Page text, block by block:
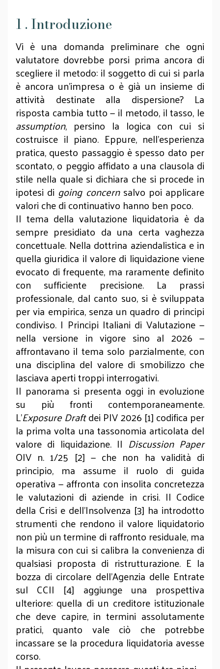
1 . Introduzione
Vi è una domanda preliminare che ogni
valutatore dovrebbe porsi prima ancora di
scegliere il metodo: il soggetto di cui si parla
è ancora un’impresa o è già un insieme di
attività destinate alla dispersione? La
risposta cambia tutto — il metodo, il tasso, le
assumption, persino la logica con cui si
costruisce il piano. Eppure, nell’esperienza
pratica, questo passaggio è spesso dato per
scontato, o peggio affidato a una clausola di
stile nella quale si dichiara che si procede in
ipotesi di going concernsalvo poi applicare
valori che di continuativo hanno ben poco.
Il tema della valutazione liquidatoria è da
sempre presidiato da una certa vaghezza
concettuale. Nella dottrina aziendalistica e in
quella giuridica il valore di liquidazione viene
evocato di frequente, ma raramente definito
con sufficiente precisione. La prassi
professionale, dal canto suo, si è sviluppata
per via empirica, senza un quadro di principi
condiviso. I Principi Italiani di Valutazione —
nella versione in vigore sino al 2026 —
affrontavano il tema solo parzialmente, con
una disciplina del valore di smobilizzo che
lasciava aperti troppi interrogativi.
Il panorama si presenta oggi in evoluzione
su più fronti contemporaneamente.
L’Exposure Draftdei PIV 2026 [1] codifica per
la prima volta una tassonomia articolata del
valore di liquidazione. Il Discussion Paper
OIV n. 1/25 [2] — che non ha validità di
principio, ma assume il ruolo di guida
operativa — affronta con insolita concretezza
le valutazioni di aziende in crisi. Il Codice
della Crisi e dell’Insolvenza [3] ha introdotto
strumenti che rendono il valore liquidatorio
non più un termine di raffronto residuale, ma
la misura con cui si calibra la convenienza di
qualsiasi proposta di ristrutturazione. E la
bozza di circolare dell’Agenzia delle Entrate
sul CCII [4] aggiunge una prospettiva
ulteriore: quella di un creditore istituzionale
che deve capire, in termini assolutamente
pratici, quanto vale ciò che potrebbe
incassare se la procedura liquidatoria avesse
corso.